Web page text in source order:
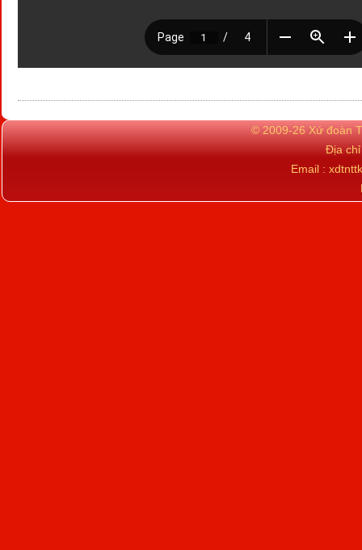
© 2009-26 Xứ đoàn
Địa
Email :